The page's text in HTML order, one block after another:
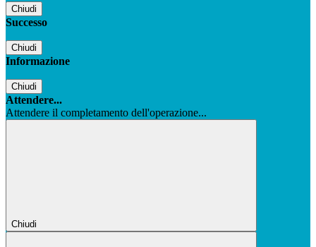
Chiudi
Successo
Chiudi
Informazione
Chiudi
Attendere...
Attendere il completamento dell'operazione...
Chiudi